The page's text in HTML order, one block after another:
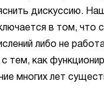
дискуссию.
в том, что
либо не
с тем, как
многих лет